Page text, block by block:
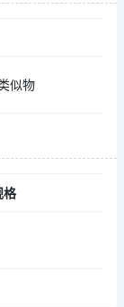
似物
格